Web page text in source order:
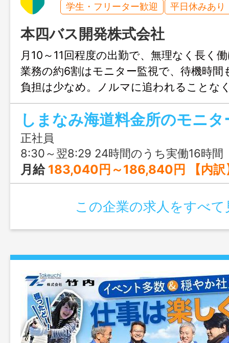
学生・フリーター歓迎
平日休みあり
本四バス開発株式会社
月10～11回程度の出勤で、無理なく長く
業務の約6割はモニター監視で、待機時間
負担は少なめ。ノルマに追われることな
スで働きたい方におすすめです。未経験
て始められる教育体制が整っています。
正社員
8:30～翌8:29 24時間のうち実働16時間（残り8時間は休憩時間） ※就業時間は選択不可 ※変形労働時間制（1ヶ月単位） ※ローテーションの都合で月に数回、日
月給 183,040円～186,840円 【内訳】 基本給：146,030円 業務手当：29,200円 調整手当
この企業の求人をすべて